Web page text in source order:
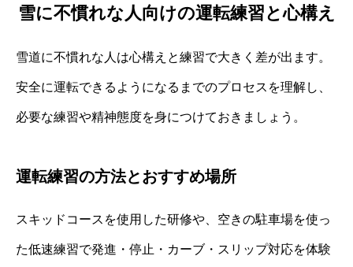
雪に不慣れな人向けの運転練習と心構え
雪道に不慣れな人は心構えと練習で大きく差が出ます。
安全に運転できるようになるまでのプロセスを理解し、
必要な練習や精神態度を身につけておきましょう。
運転練習の方法とおすすめ場所
スキッドコースを使用した研修や、空きの駐車場を使っ
た低速練習で発進・停止・カーブ・スリップ対応を体験